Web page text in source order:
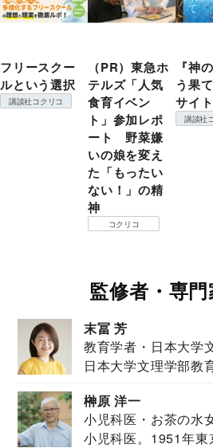
フリースクー
ルという選択
講談社コクリコ
（PR）東急ホ
テルズ「人気
食育イベン
ト」参加レポ
ート 野菜嫌
いの娘を変え
た「もったい
ない！」の精
神
コクリコ
『神
う果
サイト
講談社
監修者・専
末冨 芳
教育学者・日本大学
日本大学文理学部教
榊原 洋一
小児科医・お茶の水
小児科医。1951年